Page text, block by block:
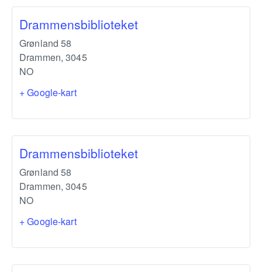
Drammensbiblioteket
Grønland 58
Drammen, 3045
NO
+ Google-kart
Drammensbiblioteket
Grønland 58
Drammen, 3045
NO
+ Google-kart